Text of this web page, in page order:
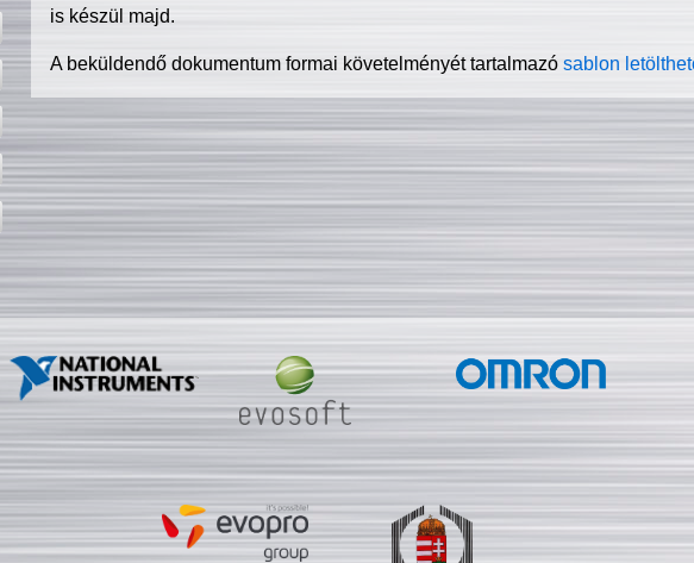
is készül majd.
A beküldendő dokumentum formai követelményét tartalmazósablon